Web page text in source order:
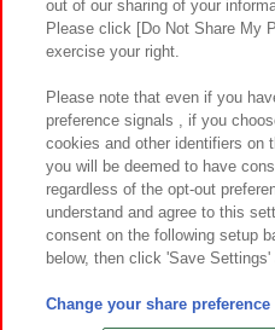
プライバシーポリシー ウェブ
お取引先さまとともに
カスタマーハラスメント対応方針
©Bandai Namco
©Bandai Namco
out of our sharing of your
Please click [Do Not Share My
exercise your right.
Please note that even if you
preference signals , if you
cookies and other identifiers on
you will be deemed to have
regardless of the opt-out
understand and agree to this
consent on the following setup
below, then click 'Save
Change your share preference